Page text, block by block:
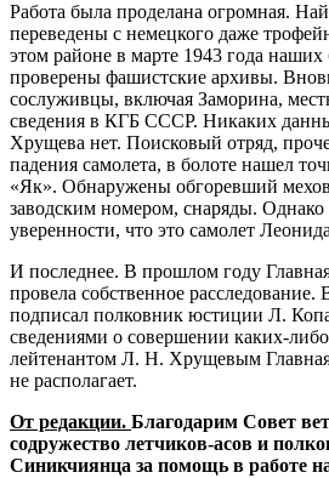
Работа была проделана огромная.
переведены с немецкого даже
этом районе в марте 1943 года наших
проверены фашистские архивы.
сослуживцы, включая Заморина,
сведения в КГБ СССР. Никаких
Хрущева нет. Поисковый отряд,
падения самолета, в болоте нашел
«Як». Обнаружены обгоревший
заводским номером, снаряды. Однако
уверенности, что это самолет
И последнее. В прошлом году
провела собственное расследование.
подписал полковник юстиции Л.
сведениями о совершении каких-
лейтенантом Л. Н. Хрущевым Главная
не располагает.
От редакции. Благодарим Совет
содружество летчиков-асов и
Синикчиянца за помощь в работе